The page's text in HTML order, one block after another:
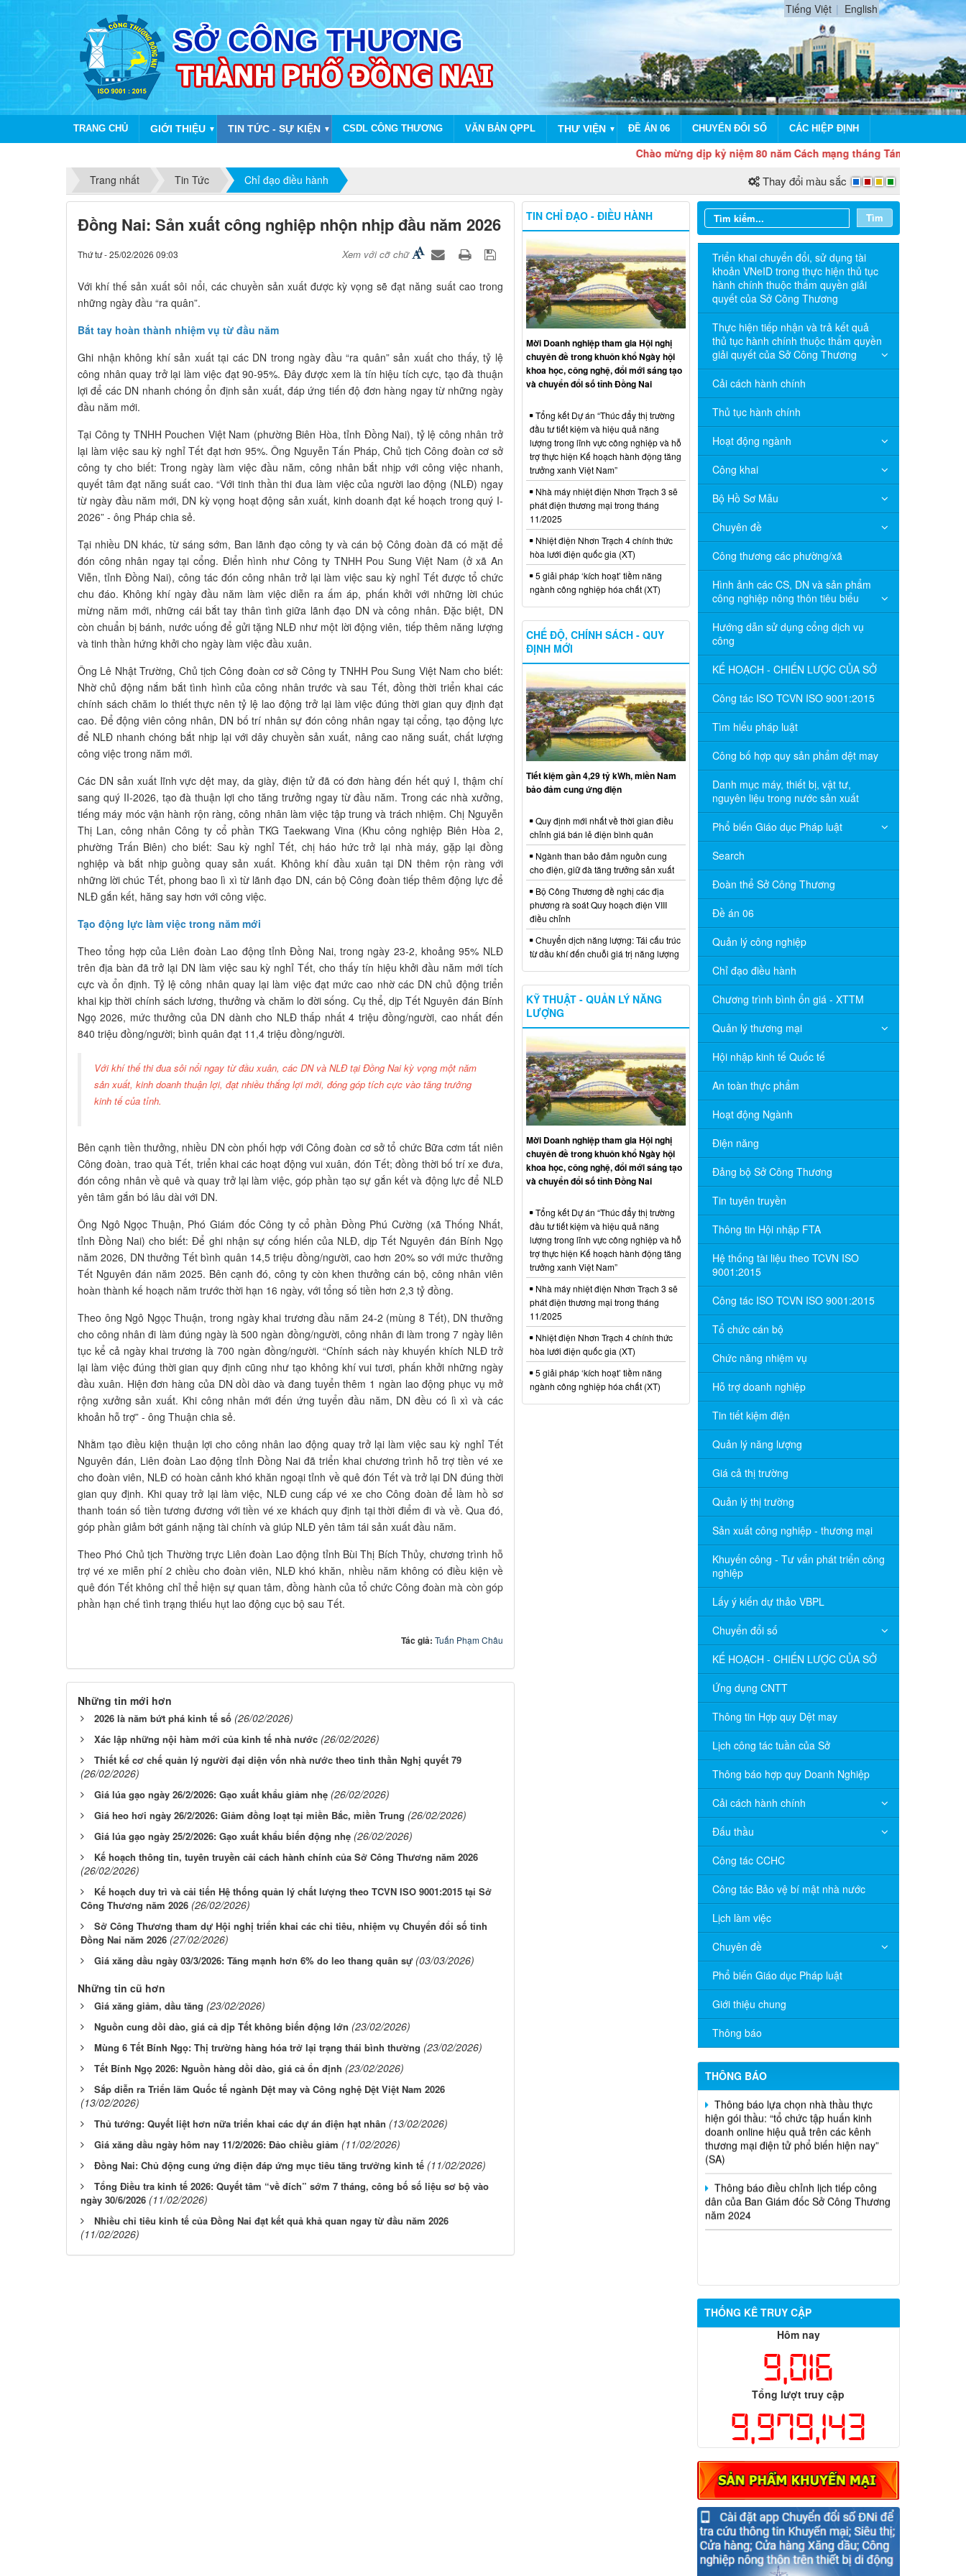
Tiếng Việt English
TRANG CHỦ GIỚI THIỆU ▼ TIN TỨC - SỰ KIỆN ▼ CSDL CÔNG THƯƠNG VĂN BẢN QPPL THƯ VIỆN ▼ ĐỀ ÁN 06 CHUYỂN ĐỔI SỐ CÁC HIỆP ĐỊNH
Chào mừng dịp kỷ niệm 80 năm Cách mạng tháng Tám và Quốc khánh 2/9
Trang nhất
Tin Tức Chỉ đạo điều hành Thay đổi màu sắc
Đồng Nai: Sản xuất công nghiệp nhộn nhịp đầu năm 2026
Thứ tư - 25/02/2026 09:03 Xem với cỡ chữ
Với khí thế sản xuất sôi nổi, các chuyền sản xuất được kỳ vọng sẽ đạt năng suất cao trong
những ngày đầu “ra quân”.
Bắt tay hoàn thành nhiệm vụ từ đầu năm
Ghi nhận không khí sản xuất tại các DN trong ngày đầu “ra quân” sản xuất cho thấy, tỷ lệ
công nhân quay trở lại làm việc đạt 90-95%. Đây được xem là tín hiệu tích cực, tạo đà thuận
lợi để các DN nhanh chóng ổn định sản xuất, đáp ứng tiến độ đơn hàng ngay từ những ngày
đầu năm mới.
Tại Công ty TNHH Pouchen Việt Nam (phường Biên Hòa, tỉnh Đồng Nai), tỷ lệ công nhân trở
lại làm việc sau kỳ nghỉ Tết đạt hơn 95%. Ông Nguyễn Tấn Pháp, Chủ tịch Công đoàn cơ sở
công ty cho biết: Trong ngày làm việc đầu năm, công nhân bắt nhịp với công việc nhanh,
quyết tâm đạt năng suất cao. “Với tinh thần thi đua làm việc của người lao động (NLĐ) ngay
từ ngày đầu năm mới, DN kỳ vọng hoạt động sản xuất, kinh doanh đạt kế hoạch trong quý I-
2026” - ông Pháp chia sẻ.
Tại nhiều DN khác, từ sáng sớm, Ban lãnh đạo công ty và cán bộ Công đoàn đã có mặt để
đón công nhân ngay tại cổng. Điển hình như Công ty TNHH Pou Sung Việt Nam (ở xã An
Viễn, tỉnh Đồng Nai), công tác đón công nhân trở lại làm việc sau kỳ nghỉ Tết được tổ chức
chu đáo. Không khí ngày đầu năm làm việc diễn ra ấm áp, phấn khởi với những lời chúc
mừng năm mới, những cái bắt tay thân tình giữa lãnh đạo DN và công nhân. Đặc biệt, DN
còn chuẩn bị bánh, nước uống để gửi tặng NLĐ như một lời động viên, tiếp thêm năng lượng
và tinh thần hứng khởi cho ngày làm việc đầu xuân.
Ông Lê Nhật Trường, Chủ tịch Công đoàn cơ sở Công ty TNHH Pou Sung Việt Nam cho biết:
Nhờ chủ động nắm bắt tình hình của công nhân trước và sau Tết, đồng thời triển khai các
chính sách chăm lo thiết thực nên tỷ lệ lao động trở lại làm việc đúng thời gian quy định đạt
cao. Để động viên công nhân, DN bố trí nhân sự đón công nhân ngay tại cổng, tạo động lực
để NLĐ nhanh chóng bắt nhịp lại với dây chuyền sản xuất, nâng cao năng suất, chất lượng
công việc trong năm mới.
Các DN sản xuất lĩnh vực dệt may, da giày, điện tử đã có đơn hàng đến hết quý I, thậm chí
sang quý II-2026, tạo đà thuận lợi cho tăng trưởng ngay từ đầu năm. Trong các nhà xưởng,
tiếng máy móc vận hành rộn ràng, công nhân làm việc tập trung và trách nhiệm. Chị Nguyễn
Thị Lan, công nhân Công ty cổ phần TKG Taekwang Vina (Khu công nghiệp Biên Hòa 2,
phường Trấn Biên) cho biết: Sau kỳ nghỉ Tết, chị háo hức trở lại nhà máy, gặp lại đồng
nghiệp và bắt nhịp guồng quay sản xuất. Không khí đầu xuân tại DN thêm rộn ràng với
những lời chúc Tết, phong bao lì xì từ lãnh đạo DN, cán bộ Công đoàn tiếp thêm động lực để
NLĐ gắn kết, hăng say hơn với công việc.
Tạo động lực làm việc trong năm mới
Theo tổng hợp của Liên đoàn Lao động tỉnh Đồng Nai, trong ngày 23-2, khoảng 95% NLĐ
trên địa bàn đã trở lại DN làm việc sau kỳ nghỉ Tết, cho thấy tín hiệu khởi đầu năm mới tích
cực và ổn định. Tỷ lệ công nhân quay lại làm việc đạt mức cao nhờ các DN chủ động triển
khai kịp thời chính sách lương, thưởng và chăm lo đời sống. Cụ thể, dịp Tết Nguyên đán Bính
Ngọ 2026, mức thưởng của DN dành cho NLĐ thấp nhất 4 triệu đồng/người, cao nhất đến
840 triệu đồng/người; bình quân đạt 11,4 triệu đồng/người.
Với khí thế thi đua sôi nổi ngay từ đầu xuân, các DN và NLĐ tại Đồng Nai kỳ vọng một năm
sản xuất, kinh doanh thuận lợi, đạt nhiều thắng lợi mới, đóng góp tích cực vào tăng trưởng
kinh tế của tỉnh.
Bên cạnh tiền thưởng, nhiều DN còn phối hợp với Công đoàn cơ sở tổ chức Bữa cơm tất niên
Công đoàn, trao quà Tết, triển khai các hoạt động vui xuân, đón Tết; đồng thời bố trí xe đưa,
đón công nhân về quê và quay trở lại làm việc, góp phần tạo sự gắn kết và động lực để NLĐ
yên tâm gắn bó lâu dài với DN.
Ông Ngô Ngọc Thuận, Phó Giám đốc Công ty cổ phần Đồng Phú Cường (xã Thống Nhất,
tỉnh Đồng Nai) cho biết: Để ghi nhận sự cống hiến của NLĐ, dịp Tết Nguyên đán Bính Ngọ
năm 2026, DN thưởng Tết bình quân 14,5 triệu đồng/người, cao hơn 20% so với mức thưởng
Tết Nguyên đán năm 2025. Bên cạnh đó, công ty còn khen thưởng cán bộ, công nhân viên
hoàn thành kế hoạch năm trước thời hạn 16 ngày, với tổng số tiền hơn 2,3 tỷ đồng.
Theo ông Ngô Ngọc Thuận, trong ngày khai trương đầu năm 24-2 (mùng 8 Tết), DN thưởng
cho công nhân đi làm đúng ngày là 500 ngàn đồng/người, công nhân đi làm trong 7 ngày liên
tục kể cả ngày khai trương là 700 ngàn đồng/người. “Chính sách này khuyến khích NLĐ trở
lại làm việc đúng thời gian quy định cũng như tạo không khí vui tươi, phấn khởi những ngày
đầu xuân. Hiện đơn hàng của DN dồi dào và đang tuyển thêm 1 ngàn lao động phục vụ mở
rộng xưởng sản xuất. Khi công nhân mới đến ứng tuyển đầu năm, DN đều có lì xì và các
khoản hỗ trợ” - ông Thuận chia sẻ.
Nhằm tạo điều kiện thuận lợi cho công nhân lao động quay trở lại làm việc sau kỳ nghỉ Tết
Nguyên đán, Liên đoàn Lao động tỉnh Đồng Nai đã triển khai chương trình hỗ trợ tiền vé xe
cho đoàn viên, NLĐ có hoàn cảnh khó khăn ngoại tỉnh về quê đón Tết và trở lại DN đúng thời
gian quy định. Khi quay trở lại làm việc, NLĐ cung cấp vé xe cho Công đoàn để làm hồ sơ
thanh toán số tiền tương đương với tiền vé xe khách quy định tại thời điểm đi và về. Qua đó,
góp phần giảm bớt gánh nặng tài chính và giúp NLĐ yên tâm tái sản xuất đầu năm.
Theo Phó Chủ tịch Thường trực Liên đoàn Lao động tỉnh Bùi Thị Bích Thủy, chương trình hỗ
trợ vé xe miễn phí 2 chiều cho đoàn viên, NLĐ khó khăn, nhiều năm không có điều kiện về
quê đón Tết không chỉ thể hiện sự quan tâm, đồng hành của tổ chức Công đoàn mà còn góp
phần hạn chế tình trạng thiếu hụt lao động cục bộ sau Tết.
Tác giả: Tuấn Phạm Châu
Những tin mới hơn
2026 là năm bứt phá kinh tế số (26/02/2026)
Xác lập những nội hàm mới của kinh tế nhà nước (26/02/2026)
Thiết kế cơ chế quản lý người đại diện vốn nhà nước theo tinh thần Nghị quyết 79
(26/02/2026)
Giá lúa gạo ngày 26/2/2026: Gạo xuất khẩu giảm nhẹ (26/02/2026)
Giá heo hơi ngày 26/2/2026: Giảm đồng loạt tại miền Bắc, miền Trung (26/02/2026)
Giá lúa gạo ngày 25/2/2026: Gạo xuất khẩu biến động nhẹ (26/02/2026)
Kế hoạch thông tin, tuyên truyền cải cách hành chính của Sở Công Thương năm 2026
(26/02/2026)
Kế hoạch duy trì và cải tiến Hệ thống quản lý chất lượng theo TCVN ISO 9001:2015 tại Sở
Công Thương năm 2026 (26/02/2026)
Sở Công Thương tham dự Hội nghị triển khai các chỉ tiêu, nhiệm vụ Chuyển đổi số tỉnh
Đồng Nai năm 2026 (27/02/2026)
Giá xăng dầu ngày 03/3/2026: Tăng mạnh hơn 6% do leo thang quân sự (03/03/2026)
Những tin cũ hơn
Giá xăng giảm, dầu tăng (23/02/2026)
Nguồn cung dồi dào, giá cả dịp Tết không biến động lớn (23/02/2026)
Mùng 6 Tết Bính Ngọ: Thị trường hàng hóa trở lại trạng thái bình thường (23/02/2026)
Tết Bính Ngọ 2026: Nguồn hàng dồi dào, giá cả ổn định (23/02/2026)
Sắp diễn ra Triển lãm Quốc tế ngành Dệt may và Công nghệ Dệt Việt Nam 2026
(13/02/2026)
Thủ tướng: Quyết liệt hơn nữa triển khai các dự án điện hạt nhân (13/02/2026)
Giá xăng dầu ngày hôm nay 11/2/2026: Đảo chiều giảm (11/02/2026)
Đồng Nai: Chủ động cung ứng điện đáp ứng mục tiêu tăng trưởng kinh tế (11/02/2026)
Tổng Điều tra kinh tế 2026: Quyết tâm “về đích” sớm 7 tháng, công bố số liệu sơ bộ vào
ngày 30/6/2026 (11/02/2026)
Nhiều chỉ tiêu kinh tế của Đồng Nai đạt kết quả khả quan ngay từ đầu năm 2026
(11/02/2026)
Tìm
Triển khai chuyển đổi, sử dụng tài
khoản VNeID trong thực hiện thủ tục
hành chính thuộc thẩm quyền giải
quyết của Sở Công Thương
Thực hiện tiếp nhận và trả kết quả
thủ tục hành chính thuộc thẩm quyền
giải quyết của Sở Công Thương
Cải cách hành chính
Thủ tục hành chính
Hoạt động ngành
Công khai
Bộ Hồ Sơ Mẫu
Chuyên đề
Công thương các phường/xã
Hình ảnh các CS, DN và sản phẩm
công nghiệp nông thôn tiêu biểu
Hướng dẫn sử dụng cổng dịch vụ
công
KẾ HOẠCH - CHIẾN LƯỢC CỦA SỞ
Công tác ISO TCVN ISO 9001:2015
Tìm hiểu pháp luật
Công bố hợp quy sản phẩm dệt may
Danh mục máy, thiết bị, vật tư,
nguyên liệu trong nước sản xuất
Phổ biến Giáo dục Pháp luật
Search
Đoàn thể Sở Công Thương
Đề án 06
Quản lý công nghiệp
Chỉ đạo điều hành
Chương trình bình ổn giá - XTTM
Quản lý thương mại
Hội nhập kinh tế Quốc tế
An toàn thực phẩm
Hoạt động Ngành
Điện năng
Đảng bộ Sở Công Thương
Tin tuyên truyền
Thông tin Hội nhập FTA
Hệ thống tài liệu theo TCVN ISO
9001:2015
Công tác ISO TCVN ISO 9001:2015
Tổ chức cán bộ
Chức năng nhiệm vụ
Hỗ trợ doanh nghiệp
Tin tiết kiệm điện
Quản lý năng lượng
Giá cả thị trường
Quản lý thị trường
Sản xuất công nghiệp - thương mại
Khuyến công - Tư vấn phát triển công
nghiệp
Lấy ý kiến dự thảo VBPL
Chuyển đổi số
KẾ HOẠCH - CHIẾN LƯỢC CỦA SỞ
Ứng dụng CNTT
Thông tin Hợp quy Dệt may
Lịch công tác tuần của Sở
Thông báo hợp quy Doanh Nghiệp
Cải cách hành chính
Đấu thầu
Công tác CCHC
Công tác Bảo vệ bí mật nhà nước
Lịch làm việc
Chuyên đề
Phổ biến Giáo dục Pháp luật
Giới thiệu chung
Thông báo
THÔNG BÁO
V/v đề nghị báo cáo hệ thống phân
phối, nhãn hiệu hàng hóa và hoạt động
mua bán khí trên địa bàn tỉnh năm 2025
(nhắc lần 2).
Thông báo bán thanh lý tài sản công
Thông báo lựa chọn nhà thầu thực
hiện gói thầu: “tổ chức tập huấn kinh
doanh online hiệu quả trên các kênh
thương mại điện tử phổ biến hiện nay”
(SA)
Thông báo điều chỉnh lịch tiếp công
dân của Ban Giám đốc Sở Công Thương
năm 2024
THỐNG KÊ TRUY CẬP
Hôm nay
9,016
Tổng lượt truy cập
9,979,143
TIN CHỈ ĐẠO - ĐIỀU HÀNH
Mời Doanh nghiệp tham gia Hội nghị
chuyên đề trong khuôn khổ Ngày hội
khoa học, công nghệ, đổi mới sáng tạo
và chuyển đổi số tỉnh Đồng Nai
Tổng kết Dự án “Thúc đẩy thị trường
đầu tư tiết kiệm và hiệu quả năng
lượng trong lĩnh vực công nghiệp và hỗ
trợ thực hiện Kế hoạch hành động tăng
trưởng xanh Việt Nam”
Nhà máy nhiệt điện Nhơn Trạch 3 sẽ
phát điện thương mại trong tháng
11/2025
Nhiệt điện Nhơn Trạch 4 chính thức
hòa lưới điện quốc gia (XT)
5 giải pháp ‘kích hoạt’ tiềm năng
ngành công nghiệp hóa chất (XT)
CHẾ ĐỘ, CHÍNH SÁCH - QUY
ĐỊNH MỚI
Tiết kiệm gần 4,29 tỷ kWh, miền Nam
bảo đảm cung ứng điện
Quy định mới nhất về thời gian điều
chỉnh giá bán lẻ điện bình quân
Ngành than bảo đảm nguồn cung
cho điện, giữ đà tăng trưởng sản xuất
Bộ Công Thương đề nghị các địa
phương rà soát Quy hoạch điện VIII
điều chỉnh
Chuyển dịch năng lượng: Tái cấu trúc
từ dầu khí đến chuỗi giá trị năng lượng
KỸ THUẬT - QUẢN LÝ NĂNG
LƯỢNG
Mời Doanh nghiệp tham gia Hội nghị
chuyên đề trong khuôn khổ Ngày hội
khoa học, công nghệ, đổi mới sáng tạo
và chuyển đổi số tỉnh Đồng Nai
Tổng kết Dự án “Thúc đẩy thị trường
đầu tư tiết kiệm và hiệu quả năng
lượng trong lĩnh vực công nghiệp và hỗ
trợ thực hiện Kế hoạch hành động tăng
trưởng xanh Việt Nam”
Nhà máy nhiệt điện Nhơn Trạch 3 sẽ
phát điện thương mại trong tháng
11/2025
Nhiệt điện Nhơn Trạch 4 chính thức
hòa lưới điện quốc gia (XT)
5 giải pháp ‘kích hoạt’ tiềm năng
ngành công nghiệp hóa chất (XT)